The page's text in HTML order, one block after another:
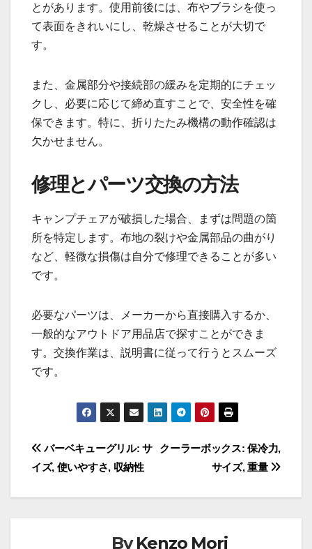
とがあります。使用前後には、布やブラシを使っ
て表面をきれいにし、乾燥させることが大切で
す。
また、金属部分や接続部の緩みを定期的にチェッ
クし、必要に応じて締め直すことで、安全性を確
保できます。特に、折りたたみ機構の動作確認は
欠かせません。
修理とパーツ交換の方法
キャンプチェアが破損した場合、まずは問題の箇
所を特定します。布地の裂けや金属部品の曲がり
など、軽微な損傷は自分で修理できることが多い
です。
必要なパーツは、メーカーから直接購入するか、
一般的なアウトドア用品店で探すことができま
す。交換作業は、説明書に従って行うとスムーズ
です。
Post
navigation
クーラーボックス: 保冷力,
サイズ, 重量
バーベキューグリル: サ
イズ, 使いやすさ, 収納性
ByKenzo Mori